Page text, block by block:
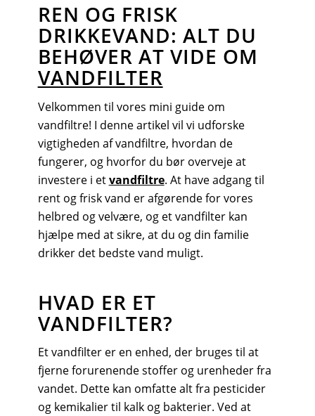
REN OG FRISK
DRIKKEVAND: ALT DU
BEHØVER AT VIDE OM
VANDFILTER
Velkommen til vores mini guide om
vandfiltre! I denne artikel vil vi udforske
vigtigheden af vandfiltre, hvordan de
fungerer, og hvorfor du bør overveje at
investere i etvandfiltre. At have adgang til
rent og frisk vand er afgørende for vores
helbred og velvære, og et vandfilter kan
hjælpe med at sikre, at du og din familie
drikker det bedste vand muligt.
HVAD ER ET
VANDFILTER?
Et vandfilter er en enhed, der bruges til at
fjerne forurenende stoffer og urenheder fra
vandet. Dette kan omfatte alt fra pesticider
og kemikalier til kalk og bakterier. Ved at